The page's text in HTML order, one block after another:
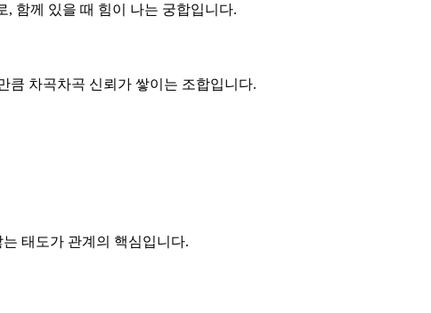
함께 있을 때 힘이 나는 궁합입니다.
큼 차곡차곡 신뢰가 쌓이는 조합입니다.
태도가 관계의 핵심입니다.